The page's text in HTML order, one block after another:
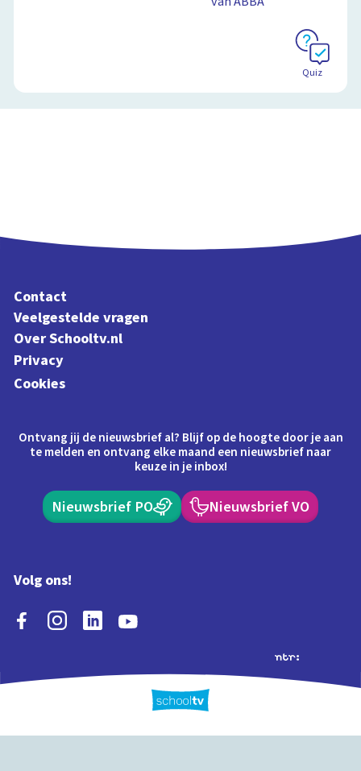
Schoolplaat
Quiz
Contact
Veelgestelde vragen
Over Schooltv.nl
Privacy
Cookies
Ontvang jij de nieuwsbrief al? Blijf op de hoogte door je aan
te melden en ontvang elke maand een nieuwsbrief naar
keuze in je inbox!
Nieuwsbrief PO Nieuwsbrief VO
Volg ons!